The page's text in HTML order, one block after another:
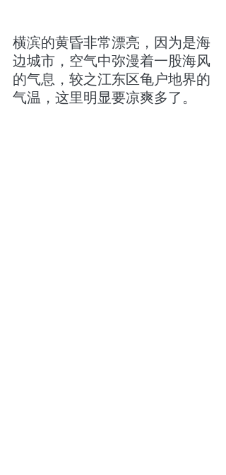
横滨的黄昏非常漂亮，因为是海
边城市，空气中弥漫着一股海风
的气息，较之江东区龟户地界的
气温，这里明显要凉爽多了。